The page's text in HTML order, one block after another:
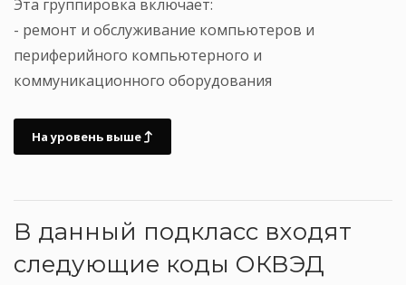
Эта группировка включает:
- ремонт и обслуживание компьютеров и
периферийного компьютерного и
коммуникационного оборудования
На уровень выше
В данный подкласс входят
следующие коды ОКВЭД